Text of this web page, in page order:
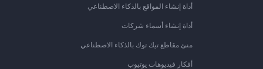
أداة إنشاء المواقع بالذكاء الاصطناعي
أداة إنشاء أسماء شركات
منئ مقاطع تيك توك بالذكاء الاصطناعي
أفكار فيديوهات يوتيوب